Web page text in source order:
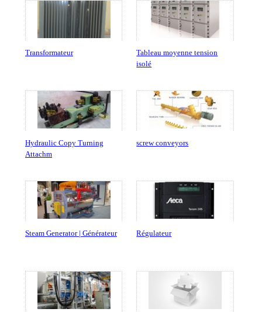
Transformateur
Tableau moyenne tension
isolé
Hydraulic Copy Turning
Attachm
screw conveyors
Steam Generator | Générateur Régulateur